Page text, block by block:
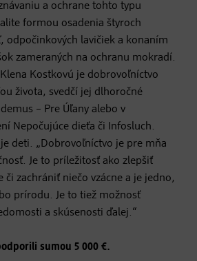
a ochrane tohto typu
formou osadenia štyroch
odpočinkových lavičiek a konaním
zameraných na ochranu mokradí.
Kostkovú je dobrovoľníctvo
života, svedčí jej dlhoročné
– Pre Úľany alebo v
Nepočujúce dieťa či Infosluch.
deti. „Dobrovoľníctvo je pre mňa
Je to príležitosť ako zlepšiť
či zachrániť niečo vzácne a je jedno,
prírodu. Je to tiež možnosť
a skúsenosti ďalej.“
sumou 5 000 €.